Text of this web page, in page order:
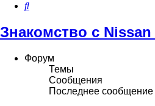
Поиск
Знакомство с Nissan
Форум
Темы
Сообщения
Последнее сообщение